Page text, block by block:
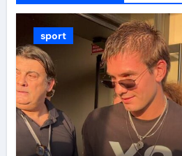
sport